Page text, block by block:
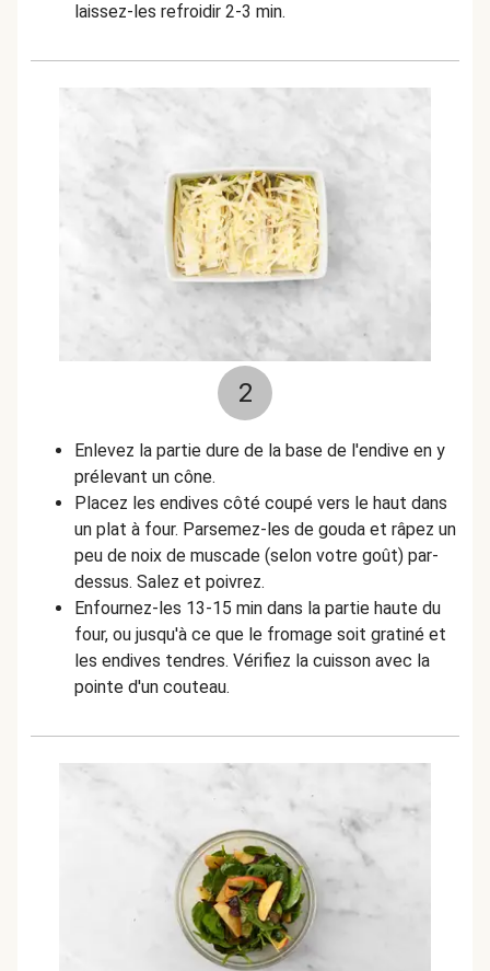
laissez-les refroidir 2-3 min.
2
Enlevez la partie dure de la base de l'endive en y
prélevant un cône.
Placez les endives côté coupé vers le haut dans
un plat à four. Parsemez-les de gouda et râpez un
peu de noix de muscade (selon votre goût) par-
dessus. Salez et poivrez.
Enfournez-les 13-15 min dans la partie haute du
four, ou jusqu'à ce que le fromage soit gratiné et
les endives tendres. Vérifiez la cuisson avec la
pointe d'un couteau.